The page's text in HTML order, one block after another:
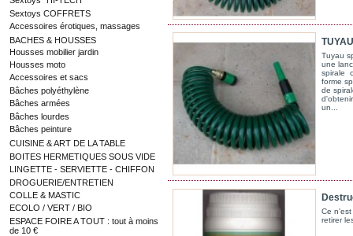
Sextoys COFFRETS
Accessoires érotiques, massages
BACHES & HOUSSES
Housses mobilier jardin
Housses moto
Accessoires et sacs
Bâches polyéthylène
Bâches armées
Bâches lourdes
Bâches peinture
CUISINE & ART DE LA TABLE
BOITES HERMETIQUES SOUS VIDE
LINGETTE - SERVIETTE - CHIFFON
DROGUERIE/ENTRETIEN
COLLE & MASTIC
ECOLO / VERT / BIO
ESPACE FOIRE A TOUT : tout à moins
de 10 €
Tuyau
une
spirale
forme
de
un...
Ce
retirer